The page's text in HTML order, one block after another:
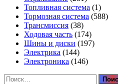
Топливная система (1)
Тормозная система (588)
Трансмиссия (38)
Ходовая часть (174)
Шины и диски (197)
Электрика (144)
Электроника (146)
Найти: